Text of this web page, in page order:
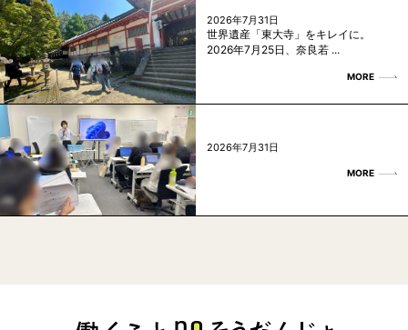
2026年7月31日
世界遺産「東大寺」をキレイに。
2026年7月25日、奈良若 ...
MORE
2026年7月31日
MORE